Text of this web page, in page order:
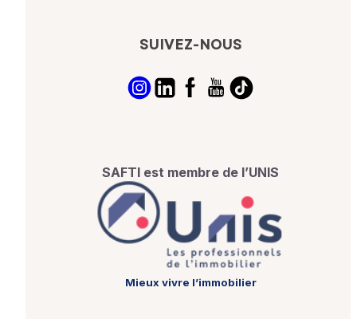
SUIVEZ-NOUS
SAFTI est membre de l’UNIS
Mieux vivre l’immobilier